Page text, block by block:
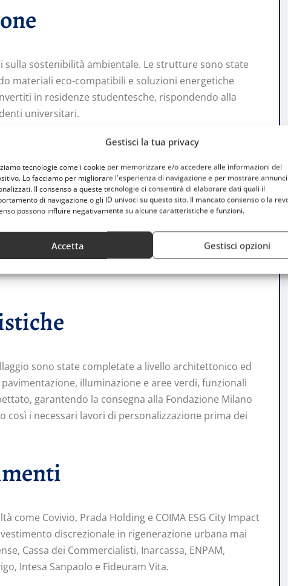
Gestisci la tua privacy
tecnologie come i cookie per memorizzare e/o accedere alle informazioni del
Lo facciamo per migliorare l'esperienza di navigazione e per mostrare
Il consenso a queste tecnologie ci consentirà di elaborare dati quali il
di navigazione o gli ID univoci su questo sito. Il mancato consenso o la
possono influire negativamente su alcune caratteristiche e funzioni.
Accetta Gestisci opzioni
sostenibilità ambientale. Le strutture sono state
materiali eco-compatibili e soluzioni energetiche
in residenze studentesche, rispondendo alla
universitari.
Catella, è l’ente promotore e gestore del Fondo
Catella ha sottolineato l’importanza del progetto,
legacy alla città di Milano attraverso la conversione
in Italia con 1.700 posti letto, che contribuirà
dotarsi di alloggi accessibili, alimentando uno sviluppo
sono state completate a livello architettonico ed
illuminazione e aree verdi, funzionali
garantendo la consegna alla Fondazione Milano
i necessari lavori di personalizzazione prima dei
Covivio, Prada Holding e COIMA ESG City Impact
discrezionale in rigenerazione urbana mai
Cassa dei Commercialisti, Inarcassa, ENPAM,
Intesa Sanpaolo e Fideuram Vita.